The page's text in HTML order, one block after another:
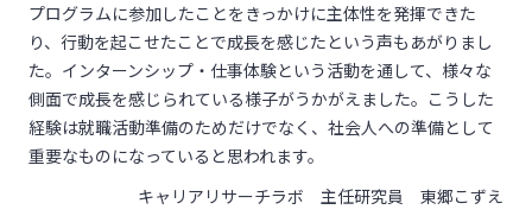
プログラムに参加したことをきっかけに主体性を発揮できた
り、行動を起こせたことで成長を感じたという声もあがりまし
た。インターンシップ・仕事体験という活動を通して、様々な
側面で成長を感じられている様子がうかがえました。こうした
経験は就職活動準備のためだけでなく、社会人への準備として
重要なものになっていると思われます。
キャリアリサーチラボ 主任研究員 東郷こずえ